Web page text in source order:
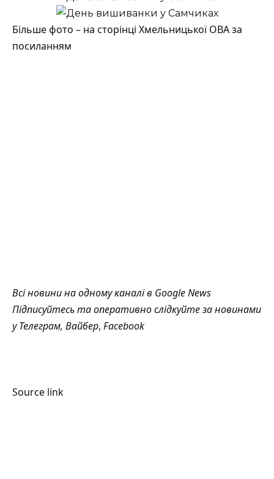
Більше фото – на сторінці Хмельницької ОВА за
посиланням
Всі новини на одному каналі в Google News
Підписуйтесь та оперативно слідкуйте за новинами
уТелеграм, Вайбер, Facebook
Source link